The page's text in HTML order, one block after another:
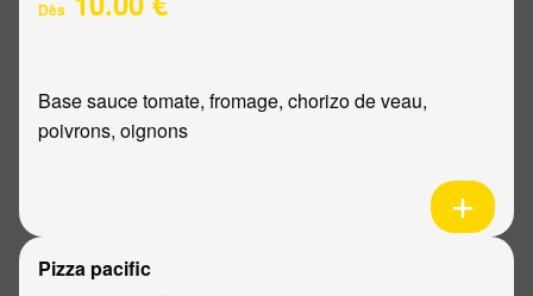
Dès
Base sauce tomate, fromage, chorizo de veau,
poivrons, oignons
Pizza pacific